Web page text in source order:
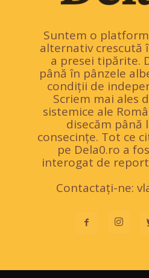
Suntem o
alternativ crescută
a presei tipărite.
până în pânzele
condiții de
Scriem mai ales
sistemice ale
disecăm până
consecințe. Tot ce
pe Dela0.ro a
interogat de
Contactați-ne: